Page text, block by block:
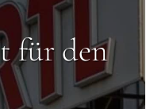
für den